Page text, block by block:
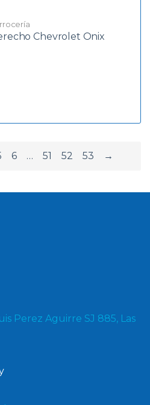
Chevrolet Onix
6 … 51 52 53 →
Perez Aguirre SJ 885, Las